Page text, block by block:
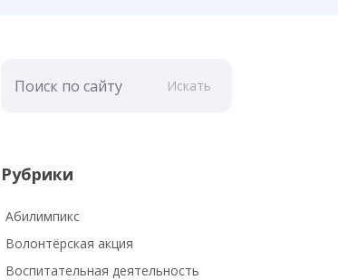
Искать
Рубрики
Абилимпикс
Волонтёрская акция
Воспитательная деятельность